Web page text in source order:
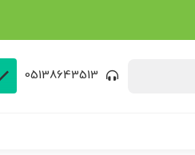
05138643513